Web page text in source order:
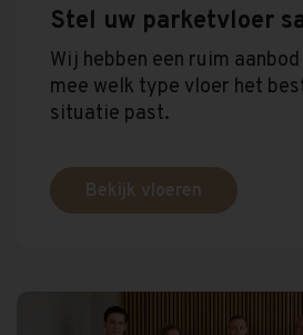
Stel uw parketvloer
Wij hebben een ruim
mee welk type vloer het
situatie past.
Bekijk vloeren